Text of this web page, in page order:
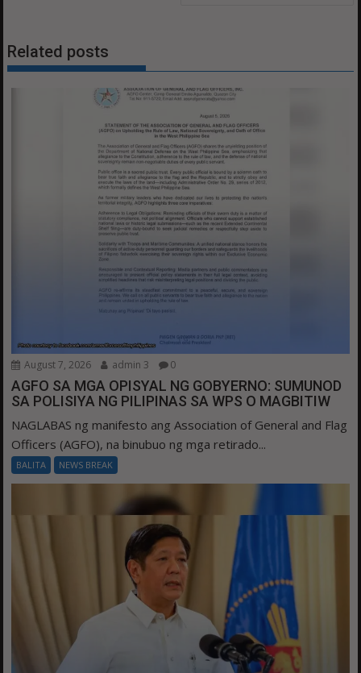
Related posts
August 7, 2026 admin 3 0
AGFO SA MGA OPISYAL NG GOBYERNO: SUMUNOD
SA POLISIYA NG PILIPINAS SA WPS O MAGBITIW
NAGLABAS ng manifesto ang Association of General and Flag
Officers (AGFO), na binubuo ng mga retirado...
BALITA NEWS BREAK